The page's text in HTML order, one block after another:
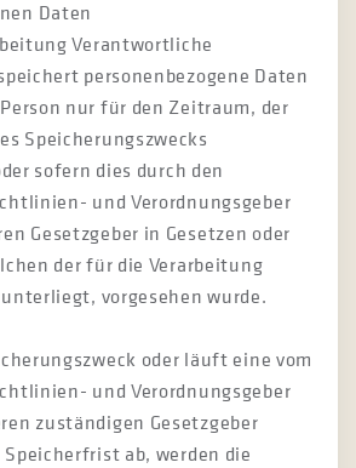
Daten
Verantwortliche
personenbezogene Daten
nur für den Zeitraum, der
Speicherungszwecks
sofern dies durch den
und Verordnungsgeber
Gesetzgeber in Gesetzen oder
der für die Verarbeitung
vorgesehen wurde.
oder läuft eine vom
und Verordnungsgeber
zuständigen Gesetzgeber
ab, werden die